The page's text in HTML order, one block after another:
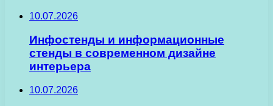
10.07.2026
Инфостенды и информационные
стенды в современном дизайне
интерьера
10.07.2026